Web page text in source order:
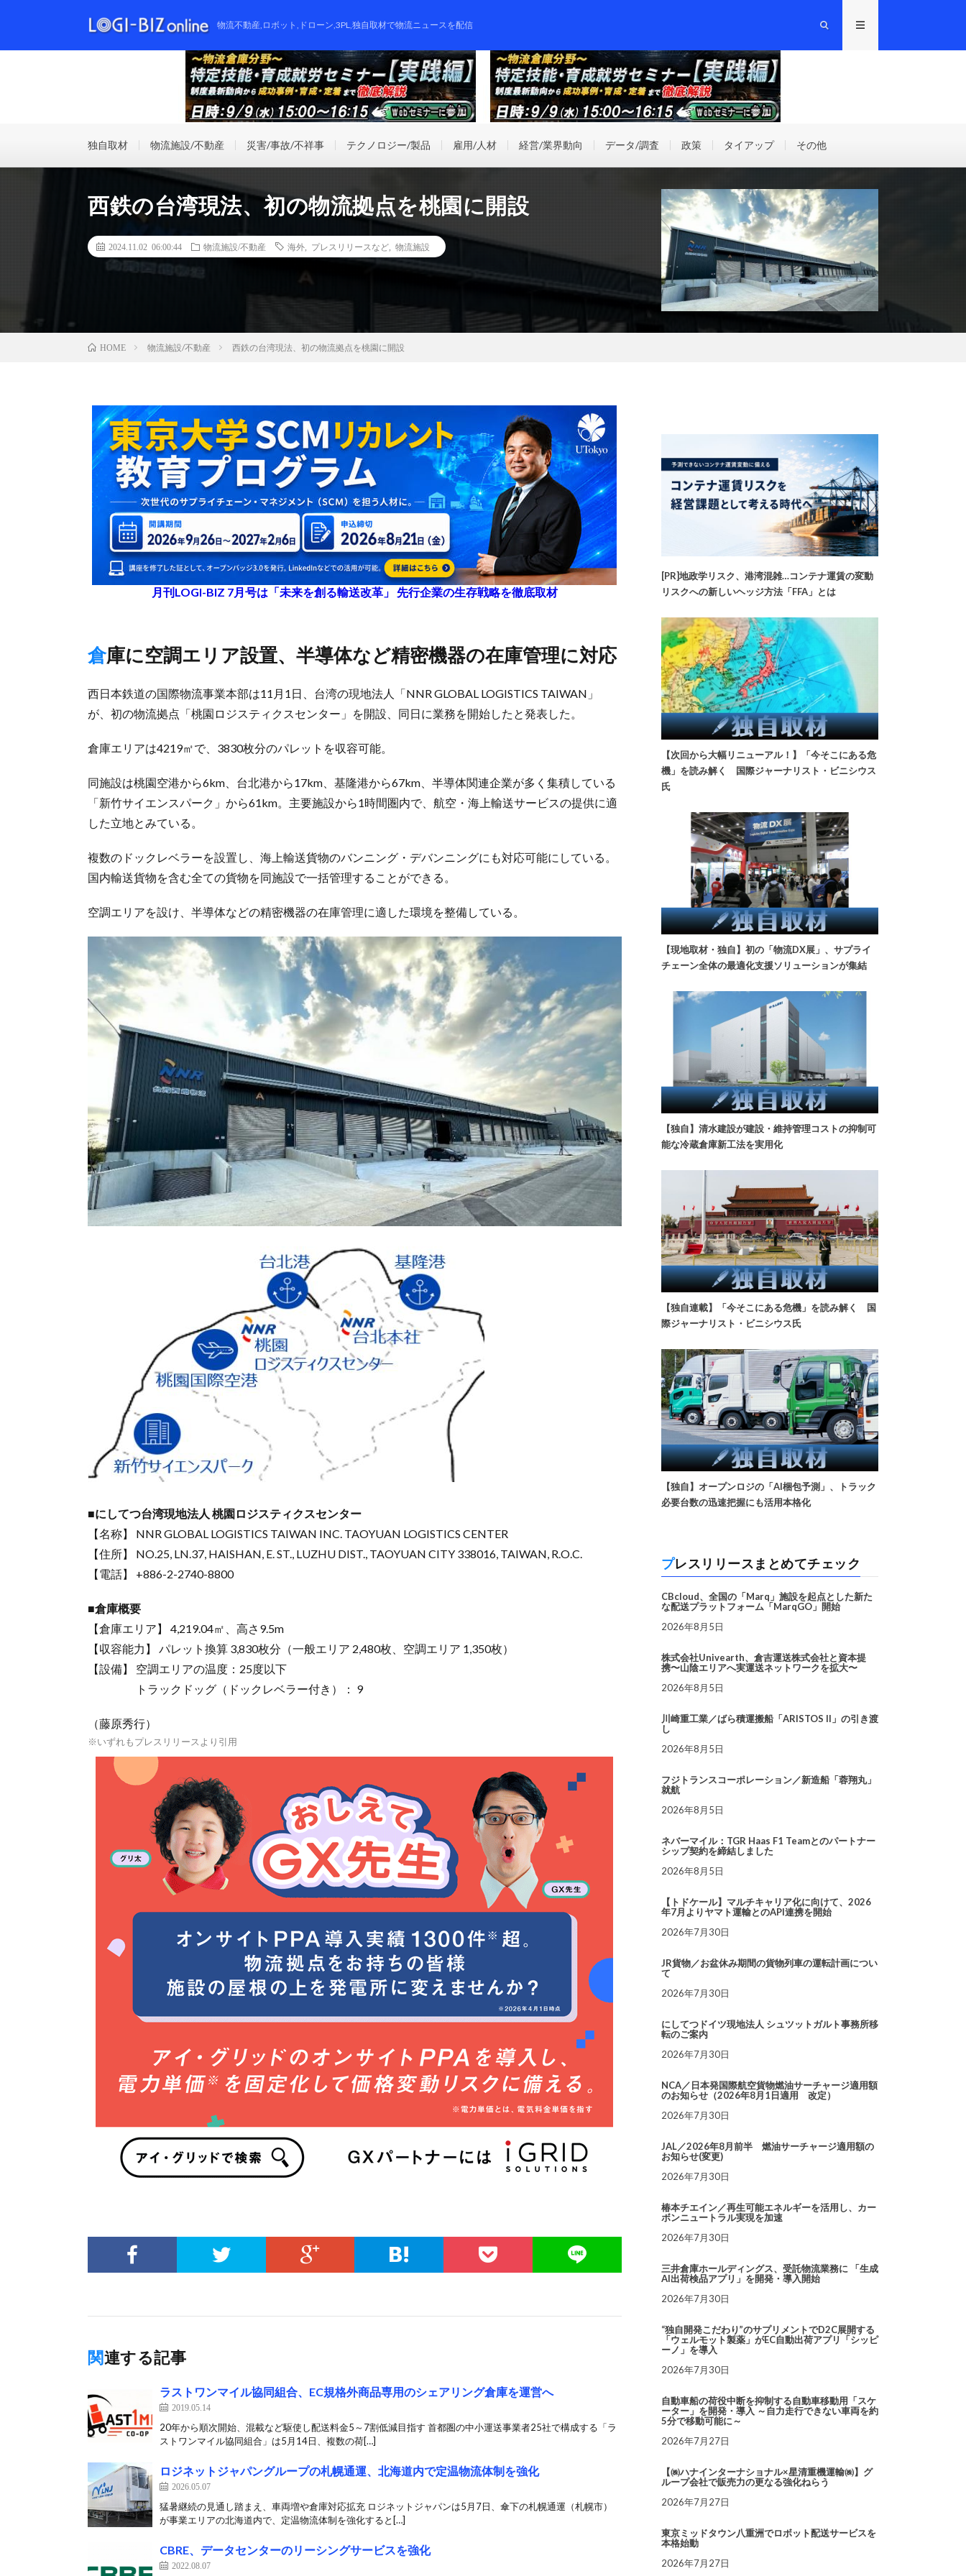
物流不動産,ロボット,ドローン,3PL,独自取材で物流ニュースを配信
独自取材 物流施設/不動産 災害/事故/不祥事 テクノロジー/製品 雇用/人材 経営/業界動向 データ/調査 政策 タイアップ その他
西鉄の台湾現法、初の物流拠点を桃園に開設
2024.11.02 06:00:44 物流施設/不動産 海外 プレスリリースなど 物流施設
HOME 物流施設/不動産 西鉄の台湾現法、初の物流拠点を桃園に開設
月刊LOGI-BIZ 7月号は「未来を創る輸送改革」 先行企業の生存戦略を徹底取材
倉庫に空調エリア設置、半導体など精密機器の在庫管理に対応
西日本鉄道の国際物流事業本部は11月1日、台湾の現地法人「NNR GLOBAL LOGISTICS TAIWAN」
が、初の物流拠点「桃園ロジスティクスセンター」を開設、同日に業務を開始したと発表した。
倉庫エリアは4219㎡で、3830枚分のパレットを収容可能。
同施設は桃園空港から6km、台北港から17km、基隆港から67km、半導体関連企業が多く集積している
「新竹サイエンスパーク」から61km。主要施設から1時間圏内で、航空・海上輸送サービスの提供に適
した立地とみている。
複数のドックレベラーを設置し、海上輸送貨物のバンニング・デバンニングにも対応可能にしている。
国内輸送貨物を含む全ての貨物を同施設で一括管理することができる。
空調エリアを設け、半導体などの精密機器の在庫管理に適した環境を整備している。
■にしてつ台湾現地法人 桃園ロジスティクスセンター
【名称】 NNR GLOBAL LOGISTICS TAIWAN INC. TAOYUAN LOGISTICS CENTER
【住所】 NO.25, LN.37, HAISHAN, E. ST., LUZHU DIST., TAOYUAN CITY 338016, TAIWAN, R.O.C.
【電話】 +886-2-2740-8800
■倉庫概要
【倉庫エリア】 4,219.04㎡、高さ9.5m
【収容能力】 パレット換算 3,830枚分（一般エリア 2,480枚、空調エリア 1,350枚）
【設備】 空調エリアの温度：25度以下
トラックドッグ（ドックレベラー付き）： 9
（藤原秀行）
※いずれもプレスリリースより引用
関連する記事
ラストワンマイル協同組合、EC規格外商品専用のシェアリング倉庫を運営へ
2019.05.14
20年から順次開始、混載など駆使し配送料金5～7割低減目指す 首都圏の中小運送事業者25社で構成する「ラ
ストワンマイル協同組合」は5月14日、複数の荷[…]
ロジネットジャパングループの札幌通運、北海道内で定温物流体制を強化
2026.05.07
猛暑継続の見通し踏まえ、車両増や倉庫対応拡充 ロジネットジャパンは5月7日、傘下の札幌通運（札幌市）
が事業エリアの北海道内で、定温物流体制を強化すると[…]
CBRE、データセンターのリーシングサービスを強化
2022.08.07
[PR]地政学リスク、港湾混雑…コンテナ運賃の変動
リスクへの新しいヘッジ方法「FFA」とは
【次回から大幅リニューアル！】「今そこにある危
機」を読み解く 国際ジャーナリスト・ビニシウス
氏
【現地取材・独自】初の「物流DX展」、サプライ
チェーン全体の最適化支援ソリューションが集結
【独自】清水建設が建設・維持管理コストの抑制可
能な冷蔵倉庫新工法を実用化
【独自連載】「今そこにある危機」を読み解く 国
際ジャーナリスト・ビニシウス氏
【独自】オープンロジの「AI梱包予測」、トラック
必要台数の迅速把握にも活用本格化
プレスリリースまとめてチェック
CBcloud、全国の「Marq」施設を起点とした新た
な配送プラットフォーム「MarqGO」開始
2026年8月5日
株式会社Univearth、倉吉運送株式会社と資本提
携〜山陰エリアへ実運送ネットワークを拡大〜
2026年8月5日
川崎重工業／ばら積運搬船「ARISTOS II」の引き渡
し
2026年8月5日
フジトランスコーポレーション／新造船「蓉翔丸」
就航
2026年8月5日
ネバーマイル：TGR Haas F1 Teamとのパートナー
シップ契約を締結しました
2026年8月5日
【トドケール】マルチキャリア化に向けて、2026
年7月よりヤマト運輸とのAPI連携を開始
2026年7月30日
JR貨物／お盆休み期間の貨物列車の運転計画につい
て
2026年7月30日
にしてつドイツ現地法人 シュツットガルト事務所移
転のご案内
2026年7月30日
NCA／日本発国際航空貨物燃油サーチャージ適用額
のお知らせ（2026年8月1日適用 改定）
2026年7月30日
JAL／2026年8月前半 燃油サーチャージ適用額の
お知らせ(変更)
2026年7月30日
椿本チエイン／再生可能エネルギーを活用し、カー
ボンニュートラル実現を加速
2026年7月30日
三井倉庫ホールディングス、受託物流業務に 「生成
AI出荷検品アプリ」を開発・導入開始
2026年7月30日
“独自開発こだわり”のサプリメントでD2C展開する
「ウェルモット製薬」がEC自動出荷アプリ「シッピ
ーノ」を導入
2026年7月30日
自動車船の荷役中断を抑制する自動車移動用「スケ
ーター」を開発・導入 ～自力走行できない車両を約
5分で移動可能に～
2026年7月27日
【㈱ハナインターナショナル×星清重機運輸㈱】グ
ループ会社で販売力の更なる強化ねらう
2026年7月27日
東京ミッドタウン八重洲でロボット配送サービスを
本格始動
2026年7月27日